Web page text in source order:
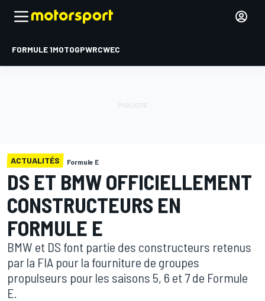
FORMULE 1MOTOGPWRCWEC
ACTUALITÉS Formule E
DS ET BMW OFFICIELLEMENT
CONSTRUCTEURS EN
FORMULE E
BMW et DS font partie des constructeurs retenus
par la FIA pour la fourniture de groupes
propulseurs pour les saisons 5, 6 et 7 de Formule
E.